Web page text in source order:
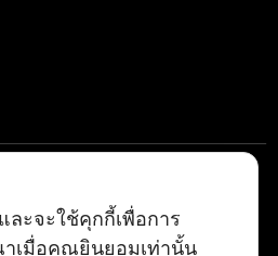
RIGHTS RESERVED
ละจะใช้คุกกี้เพื่อการ
เมื่อคุณยินยอมเท่านั้น